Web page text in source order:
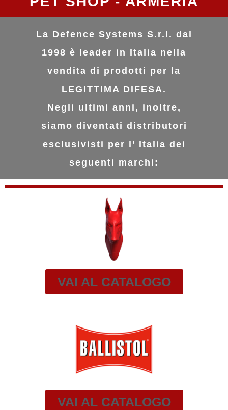
La Defence Systems S.r.l. dal
1998 è leader in Italia nella
vendita di prodotti per la
LEGITTIMA DIFESA.
Negli ultimi anni, inoltre,
siamo diventati distributori
esclusivisti per l’ Italia dei
seguenti marchi:
VAI AL CATALOGO
VAI AL CATALOGO